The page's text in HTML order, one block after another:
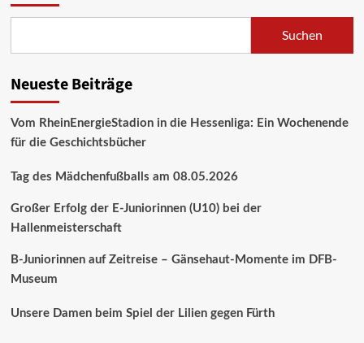
Suchen
Neueste Beiträge
Vom RheinEnergieStadion in die Hessenliga: Ein Wochenende
für die Geschichtsbücher
Tag des Mädchenfußballs am 08.05.2026
Großer Erfolg der E-Juniorinnen (U10) bei der
Hallenmeisterschaft
B-Juniorinnen auf Zeitreise – Gänsehaut-Momente im DFB-
Museum
Unsere Damen beim Spiel der Lilien gegen Fürth